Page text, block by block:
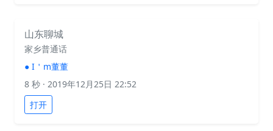
山东聊城
家乡普通话
● I＇m董董
8 秒 · 2019年12月25日 22:52
打开